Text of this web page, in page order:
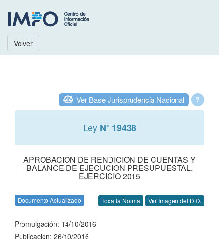
Volver
?
Ver Base Jurisprudencia Nacional
Ley N° 19438
APROBACION DE RENDICION DE CUENTAS Y
BALANCE DE EJECUCION PRESUPUESTAL.
EJERCICIO 2015
Documento Actualizado Toda la Norma Ver Imagen del D.O.
Promulgación: 14/10/2016
Publicación: 26/10/2016